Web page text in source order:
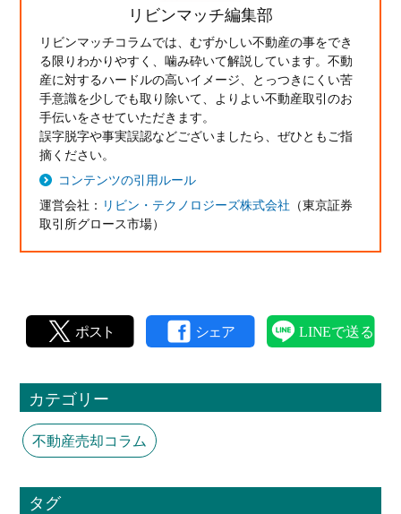
リビンマッチ編集部
リビンマッチコラムでは、むずかしい不動産の事をでき
る限りわかりやすく、噛み砕いて解説しています。不動
産に対するハードルの高いイメージ、とっつきにくい苦
手意識を少しでも取り除いて、よりよい不動産取引のお
手伝いをさせていただきます。
誤字脱字や事実誤認などございましたら、ぜひともご指
摘ください。
コンテンツの引用ルール
運営会社： リビン・テクノロジーズ株式会社 （東京証券
取引所グロース市場）
カテゴリー
不動産売却コラム
タグ